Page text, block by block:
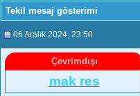
Tekil mesaj gösterimi
06 Aralık 2024 , 23:50
Çevrimdışı
mak res